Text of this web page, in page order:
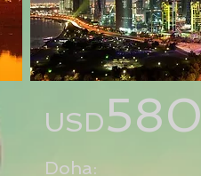
USD580
Doha: